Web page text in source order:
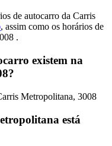
de autocarro da Carris
, assim como os horários de
.
existem na
Metropolitana, 3008
está